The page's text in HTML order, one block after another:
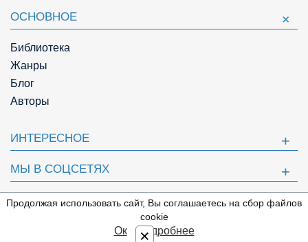
⇩
ОСНОВНОЕ
Библиотека
Жанры
Блог
Авторы
ИНТЕРЕСНОЕ
МЫ В СОЦСЕТЯХ
ПОЛЕЗНОЕ
Продолжая использовать сайт, Вы соглашаетесь на сбор файлов
cookie
Ок Подробнее
×